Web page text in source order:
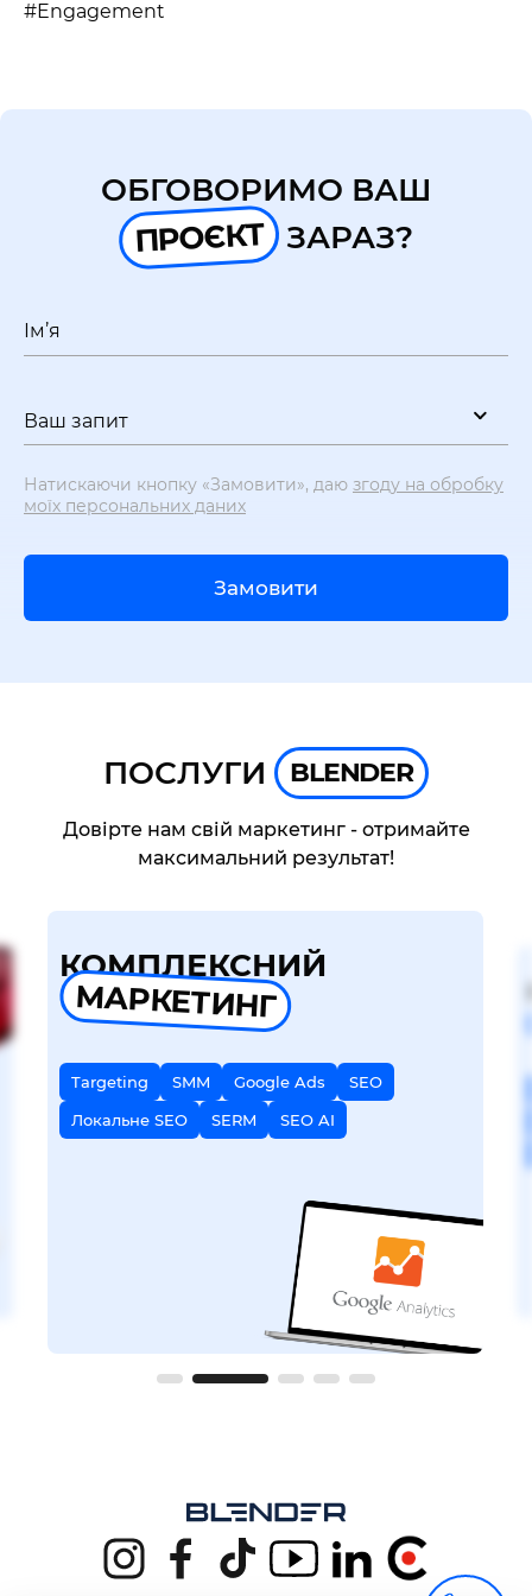
#Engagement
ОБГОВОРИМО ВАШ
ПРОЄКТ ЗАРАЗ?
Ім’я
Ваш запит
Натискаючи кнопку «Замовити», даю згоду на обробку
моїх персональних даних
Замовити
ПОСЛУГИ BLENDER
Довірте нам свій маркетинг - отримайте
максимальний результат!
КОМПЛЕКСНИЙ
МАРКЕТИНГ
Targeting SMM Google Ads
SEO
Локальне SEO
SERM SEO AI